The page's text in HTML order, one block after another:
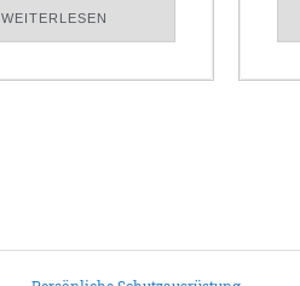
WEITERLESEN